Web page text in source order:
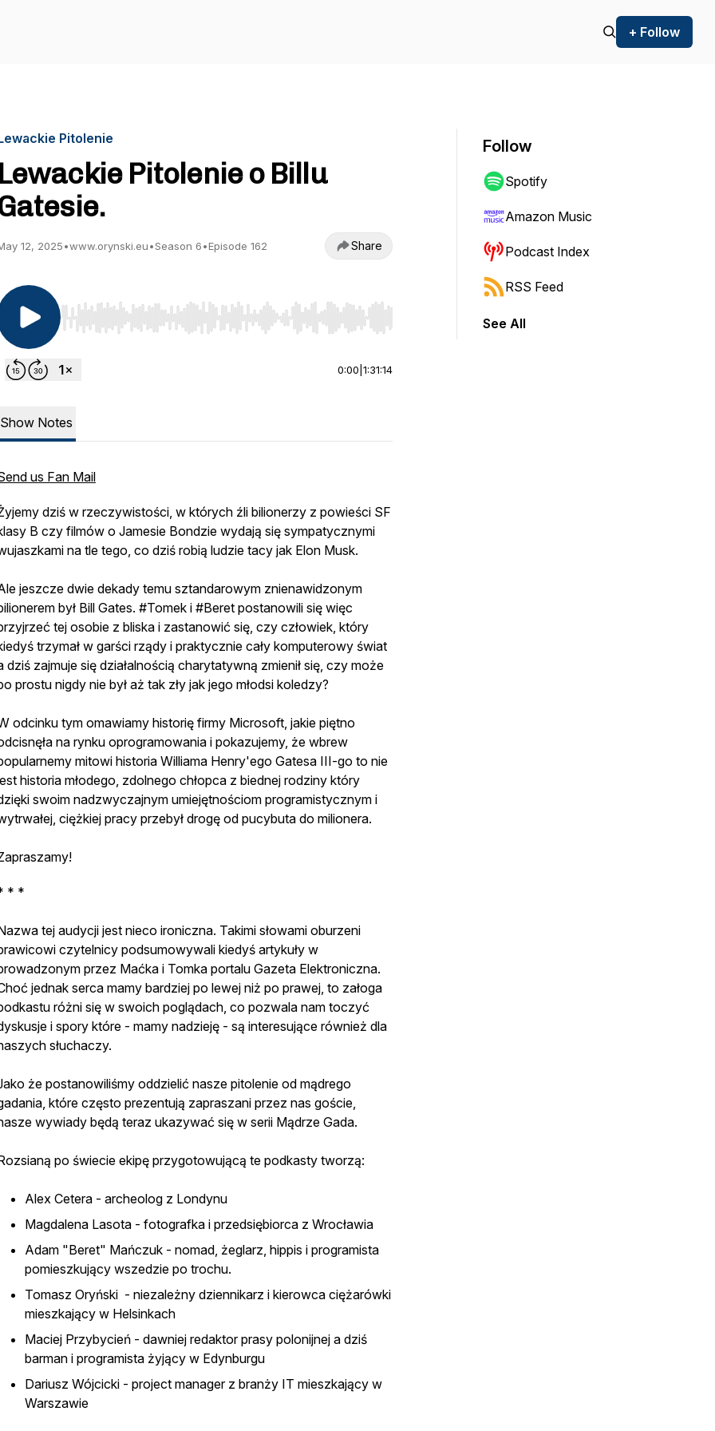
+ Follow
Pitolenie
Lewackie Pitolenie o Billu
12, 2025•www.orynski.eu•Season 6•Episode 162 Share
Use Left/Right to seek, Home/End to jump to start or end. Hold shift to jump forward or backward.
0:00 1:31:14
Show Notes
us Fan Mail
dziś w rzeczywistości, w których źli bilionerzy z powieści SF
B czy filmów o Jamesie Bondzie wydają się sympatycznymi
na tle tego, co dziś robią ludzie tacy jak Elon Musk.
jeszcze dwie dekady temu sztandarowym znienawidzonym
był Bill Gates. #Tomek i #Beret postanowili się więc
tej osobie z bliska i zastanowić się, czy człowiek, który
trzymał w garści rządy i praktycznie cały komputerowy świat
dziś zajmuje się działalnością charytatywną zmienił się, czy może
prostu nigdy nie był aż tak zły jak jego młodsi koledzy?
odcinku tym omawiamy historię firmy Microsoft, jakie piętno
na rynku oprogramowania i pokazujemy, że wbrew
mitowi historia Williama Henry'ego Gatesa III-go to nie
historia młodego, zdolnego chłopca z biednej rodziny który
swoim nadzwyczajnym umiejętnościom programistycznym i
ciężkiej pracy przebył drogę od pucybuta do milionera.
* *
tej audycji jest nieco ironiczna. Takimi słowami oburzeni
czytelnicy podsumowywali kiedyś artykuły w
przez Maćka i Tomka portalu Gazeta Elektroniczna.
jednak serca mamy bardziej po lewej niż po prawej, to załoga
różni się w swoich poglądach, co pozwala nam toczyć
i spory które - mamy nadzieję - są interesujące również dla
słuchaczy.
że postanowiliśmy oddzielić nasze pitolenie od mądrego
które często prezentują zapraszani przez nas goście,
wywiady będą teraz ukazywać się w serii Mądrze Gada.
po świecie ekipę przygotowującą te podkasty tworzą:
Alex Cetera - archeolog z Londynu
Magdalena Lasota - fotografka i przedsiębiorca z Wrocławia
Adam "Beret" Mańczuk - nomad, żeglarz, hippis i programista
pomieszkujący wszedzie po trochu.
Tomasz Oryński - niezależny dziennikarz i kierowca ciężarówki
mieszkający w Helsinkach
Maciej Przybycień - dawniej redaktor prasy polonijnej a dziś
barman i programista żyjący w Edynburgu
Dariusz Wójcicki - project manager z branży IT mieszkający w
Warszawie
Follow
Spotify
Amazon Music
Podcast Index
RSS Feed
See All